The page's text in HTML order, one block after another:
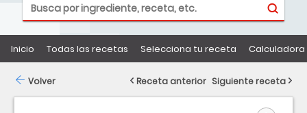
Inicio Todas las recetas Selecciona tu receta
Volver Receta anterior Siguiente receta